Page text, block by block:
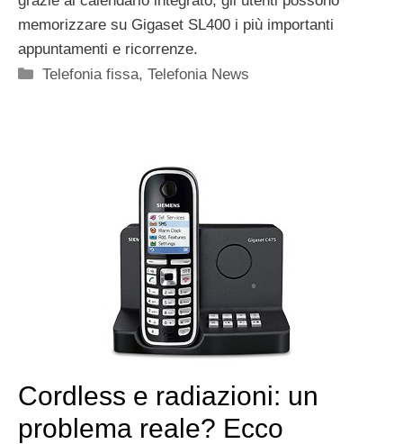
memorizzare su Gigaset SL400 i più importanti
appuntamenti e ricorrenze.
Categorie
Telefonia fissa,Telefonia News
Cordless e radiazioni: un
problema reale? Ecco